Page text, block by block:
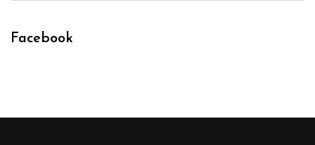
Facebook